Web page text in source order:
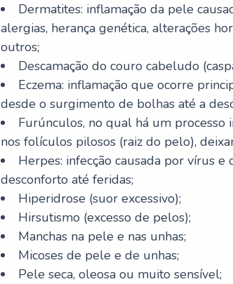
Dermatites: inflamação da pele
alergias, herança genética, alterações
outros;
Descamação do couro cabeludo
Eczema: inflamação que ocorre
desde o surgimento de bolhas até a
Furúnculos, no qual há um processo
nos folículos pilosos (raiz do pelo),
Herpes: infecção causada por vírus
desconforto até feridas;
Hiperidrose (suor excessivo);
Hirsutismo (excesso de pelos);
Manchas na pele e nas unhas;
Micoses de pele e de unhas;
Pele seca, oleosa ou muito sensível;